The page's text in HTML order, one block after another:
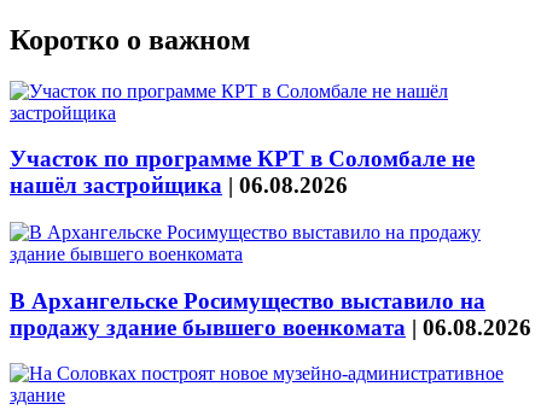
Коротко о важном
Участок по программе КРТ в Соломбале не
нашёл застройщика | 06.08.2026
В Архангельске Росимущество выставило на
продажу здание бывшего военкомата | 06.08.2026